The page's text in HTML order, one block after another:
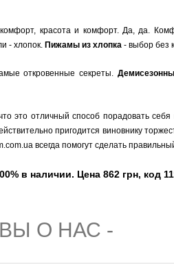
красота и комфорт. Да, да.
- хлопок. Пижамы из хлопка - выбор без
откровенные секреты.
это отличный способ порадовать себя
пригодится виновнику
всегда помогут сделать
в наличии. Цена 862 грн, код
О НАС -